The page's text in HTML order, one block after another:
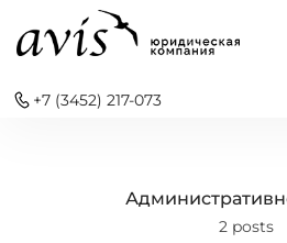
+7 (3452) 217-073
2 posts